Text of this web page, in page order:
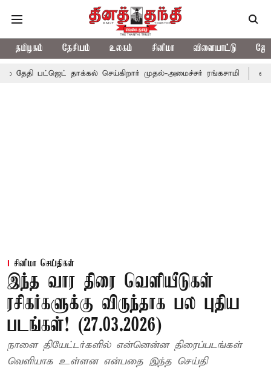
தமிழகம் தேசியம் உலகம் சினிமா விளையாட்டு
தாக்கல் செய்கிறார் முதல்-அமைச்சர் ரங்கசாமி
சினிமா செய்திகள்
இந்த வார திரை வெளியீடுகள் –
ரசிகர்களுக்கு விருந்தாக பல புதிய
படங்கள்! (27.03.2026)
நாளை தியேட்டர்களில் என்னென்ன திரைப்படங்கள்
வெளியாக உள்ளன என்பதை இந்த செய்தி